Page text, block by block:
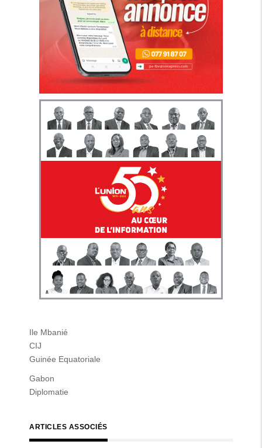
Ile Mbanié
CIJ
Guinée Equatoriale
Gabon
Diplomatie
ARTICLES ASSOCIÉS